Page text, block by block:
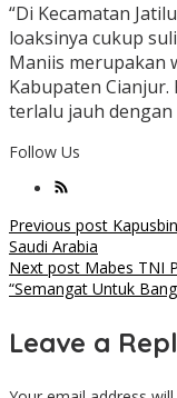
“Di Kecamatan
loaksinya cukup
Maniis merupakan
Kabupaten
terlalu jauh dengan
Follow Us
Post
navigation
Previous post
Saudi Arabia
Next post Mabes TNI
“Semangat Untuk
Leave a